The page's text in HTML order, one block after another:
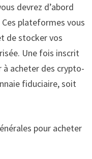
devrez d’abord
plateformes vous
de stocker vos
Une fois inscrit
à acheter des crypto-
fiduciaire, soit
pour acheter